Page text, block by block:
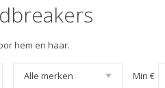
hem en haar.
Min €